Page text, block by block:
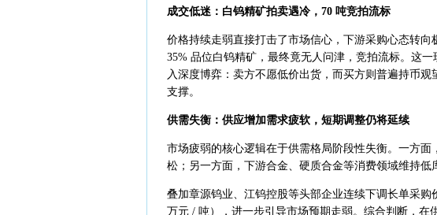
成交低迷：白钨精矿拍卖遇冷，70 吨竞拍流标
价格持续走弱直接打击了市场信心，下游采购心态转
35% 品位白钨精矿，最终竟无人问津，竞拍流标。这
入深度博弈：卖方不愿低价出货，而买方则普遍持币
支撑。
供需失衡：供应增加需求疲软，短期调整仍将延续
市场疲弱的核心逻辑在于供需格局阶段性失衡。一方
松；另一方面，下游合金、硬质合金等消费领域维持低
叠加章源钨业、江钨控股等头部企业连续下调长单采
万元 / 吨），进一步引导市场预期走弱。综合判断，